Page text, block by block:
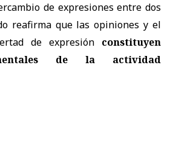
de expresiones entre dos
reafirma que las opiniones y el
de expresión constituyen
de la actividad